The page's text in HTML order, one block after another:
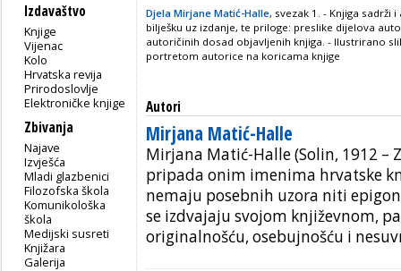
Izdavaštvo
Knjige
Vijenac
Kolo
Hrvatska revija
Prirodoslovlje
Elektroničke knjige
Zbivanja
Najave
Izvješća
Mladi glazbenici
Filozofska škola
Komunikološka
škola
Medijski susreti
Knjižara
Galerija
Djela Mirjane Matić-Halle, svezak 1. - Knjiga sadrži
bilješku uz izdanje, te priloge: preslike dijelova
autoričinih dosad objavljenih knjiga. - Ilustrirano
portretom autorice na koricama knjige
Autori
Mirjana Matić-Halle
Mirjana Matić-Halle (Solin, 1912 –
pripada onim imenima hrvatske
nemaju posebnih uzora niti
se izdvajaju svojom književnom,
originalnošću, osebujnošću i